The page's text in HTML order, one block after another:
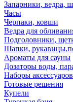
Запарники, ведра,
Часы
Черпаки, ковши
Ведра для
Подголовники,
Шапки,
Ароматы для сауны
Дозаторы воды,
Наборы аксессуаров
Готовые решения
Купели